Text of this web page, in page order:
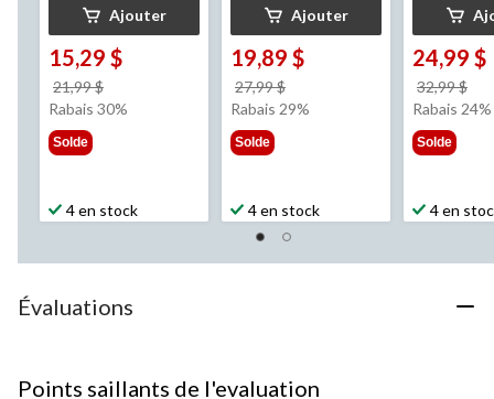
Ajouter
15,29 $
21,99 $
était
Rabais 30%
Solde
4 en stock
Ajouter
19,89 $
27,99 $
était
Rabais 29%
Solde
4 en stock
24,99 $
32,99 $
Rabais 24%
Solde
4 en
Évaluations
Points saillants de l'evaluation